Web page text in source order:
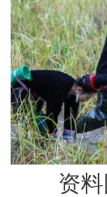
资料图